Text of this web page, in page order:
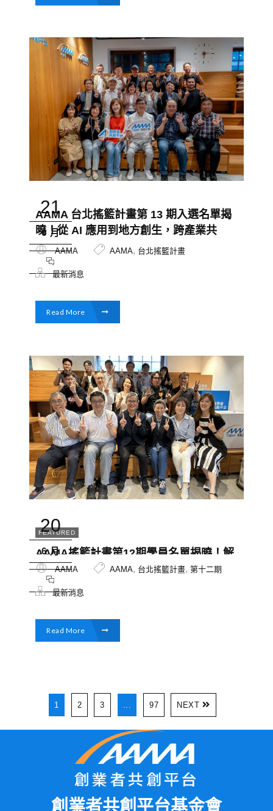
21
6 月
AAMA 台北搖籃計畫第 13 期入選名單揭
曉！從 AI 應用到地方創生，跨產業共
學，兼顧科技趨勢及永續創新
AAMA AAMA, 台北搖籃計畫
最新消息
Read More
20
6 月
FEATURED
AAMA搖籃計畫第12期學員名單揭曉！解
決方案從WEB3.0到內容產製，兼具數位
科技與生活服務項目，創造更多跨界交流
AAMA AAMA, 台北搖籃計畫, 第十二期
最新消息
Read More
1 2 3 97 NEXT
創業者共創平台基金會